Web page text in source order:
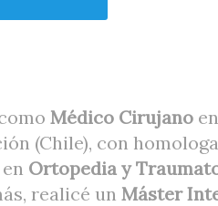
Médico Cirujano
(Chile), con
Ortopedia y
realicé un Máster